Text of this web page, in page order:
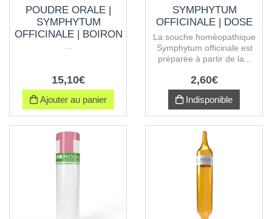
POUDRE ORALE |
SYMPHYTUM
OFFICINALE | BOIRON
15,10€
Ajouter au panier
SYMPHYTUM
OFFICINALE | DOSE
La souche homéopathique
Symphytum officinale est
préparée à partir de la...
2,60€
Indisponible